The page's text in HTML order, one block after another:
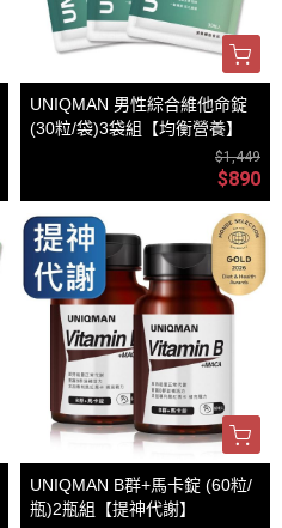
UNIQMAN 男性綜合維他命錠
(30粒/袋)3袋組【均衡營養】
$1,449
$890
UNIQMAN B群+馬卡錠 (60粒/
瓶)2瓶組【提神代謝】